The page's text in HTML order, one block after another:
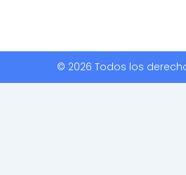
o
© 2026 Todos los